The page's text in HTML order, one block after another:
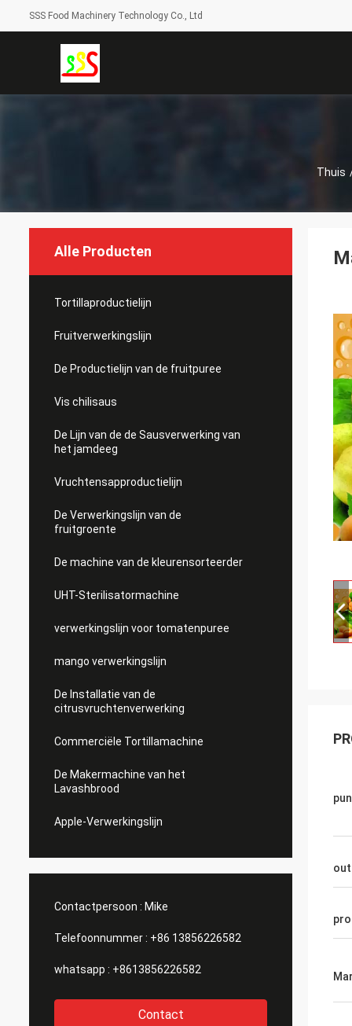
SSS Food Machinery Technology Co., Ltd
Thuis
Alle Producten
Tortillaproductielijn
Fruitverwerkingslijn
De Productielijn van de fruitpuree
Vis chilisaus
De Lijn van de de Sausverwerking van
het jamdeeg
Vruchtensapproductielijn
De Verwerkingslijn van de
fruitgroente
De machine van de kleurensorteerder
UHT-Sterilisatormachine
verwerkingslijn voor tomatenpuree
mango verwerkingslijn
De Installatie van de
citrusvruchtenverwerking
Commerciële Tortillamachine
De Makermachine van het
Lavashbrood
Apple-Verwerkingslijn
Contactpersoon : Mike
Telefoonnummer : +86 13856226582
whatsapp : +8613856226582
Contact